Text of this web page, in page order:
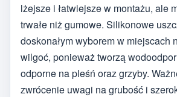
lżejsze i łatwiejsze w montażu, ale
trwałe niż gumowe. Silikonowe
doskonałym wyborem w miejscach
wilgoć, ponieważ tworzą
odporne na pleśń oraz grzyby.
zwrócenie uwagi na grubość i